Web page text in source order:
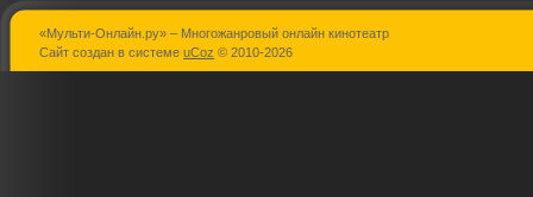
Беглецы
Sex, кофе,
«Мульти-Онлайн.ру» – Многожанровый онлайн кинотеатр
Сайт создан в системе uCoz © 2010-2026